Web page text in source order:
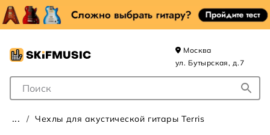
Поле для Поиска
Москва
ул. Бутырская, д.7
Чехлы для акустической гитары Terris